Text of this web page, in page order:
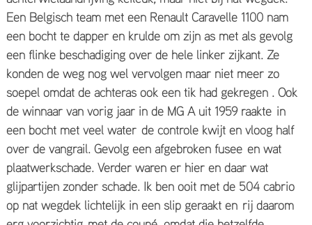
Een Belgisch team met een Renault Caravelle 1100 nam
een bocht te dapper en krulde om zijn as met als gevolg
een flinke beschadiging over de hele linker zijkant. Ze
konden de weg nog wel vervolgen maar niet meer zo
soepel omdat de achteras ook een tik had gekregen . Ook
de winnaar van vorig jaar in de MG A uit 1959 raakte in
een bocht met veel water de controle kwijt en vloog half
over de vangrail. Gevolg een afgebroken fusee en wat
plaatwerkschade. Verder waren er hier en daar wat
glijpartijen zonder schade. Ik ben ooit met de 504 cabrio
op nat wegdek lichtelijk in een slip geraakt en rij daarom